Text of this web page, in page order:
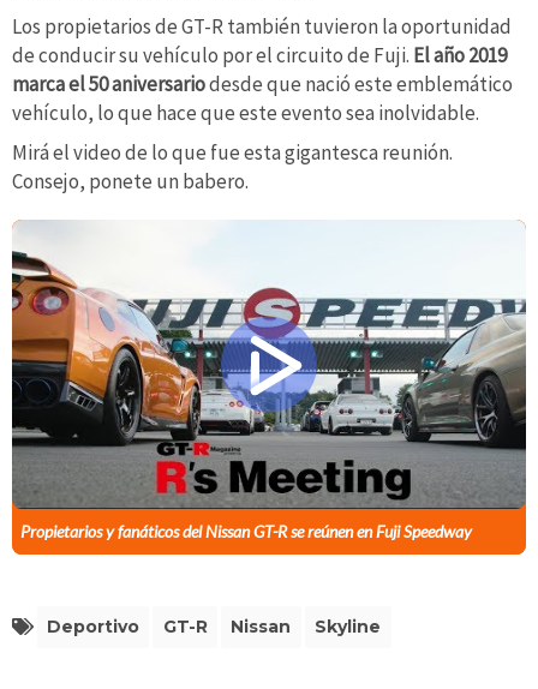
Los propietarios de GT-R también tuvieron la oportunidad
de conducir su vehículo por el circuito de Fuji. El año 2019
marca el 50 aniversariodesde que nació este emblemático
vehículo, lo que hace que este evento sea inolvidable.
Mirá el video de lo que fue esta gigantesca reunión.
Consejo, ponete un babero.
Propietarios y fanáticos del Nissan GT-R se reúnen en Fuji Speedway
Deportivo GT-R Nissan Skyline